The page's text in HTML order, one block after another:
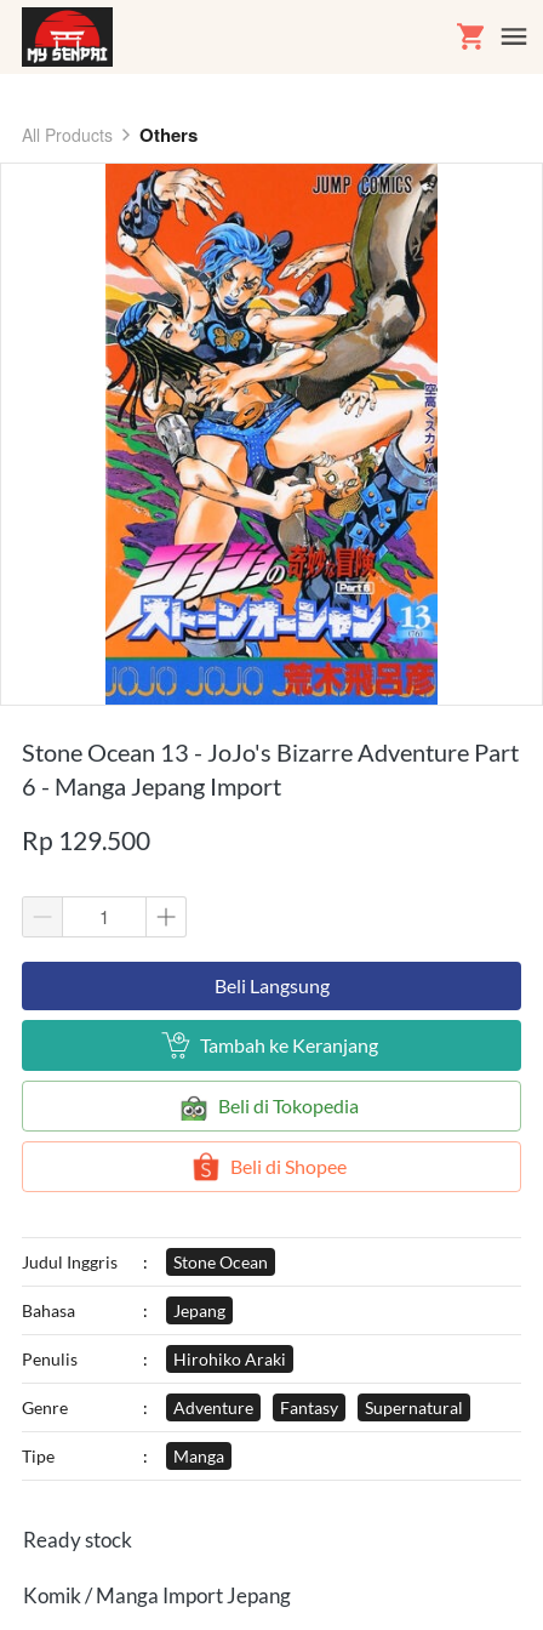
All Products Others
Stone Ocean 13 - JoJo's Bizarre Adventure Part
6 - Manga Jepang Import
Rp 129.500
`Beli Langsung
` Tambah ke Keranjang
` Beli di Tokopedia
` Beli di Shopee
Judul Inggris : Stone Ocean
Bahasa : Jepang
Penulis : Hirohiko Araki
Genre : Adventure Fantasy Supernatural
Tipe : Manga
Ready stock
Komik / Manga Import Jepang